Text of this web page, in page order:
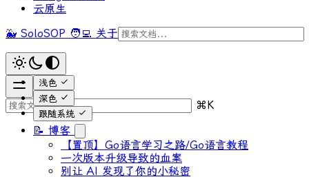
云原生
🐳 SoloSOP 🧑‍💻 关于
浅色
深色
跟随系统
⌘K
📝 博客
【置顶】Go语言学习之路/Go语言教程
一次版本升级导致的血案
别让 AI 发现了你的小秘密